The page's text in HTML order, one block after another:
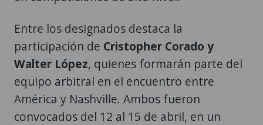
Entre los designados destaca la
participación de Cristopher Corado y
Walter López, quienes formarán parte del
equipo arbitral en el encuentro entre
América y Nashville. Ambos fueron
convocados del 12 al 15 de abril, en un